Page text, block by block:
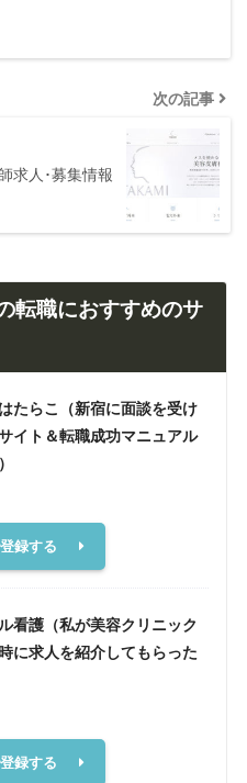
次の記事
求人･募集情報
転職におすすめのサ
たらこ（新宿に面談を受け
イト＆転職成功マニュアル
録する
看護（私が美容クリニック
に求人を紹介してもらった
録する